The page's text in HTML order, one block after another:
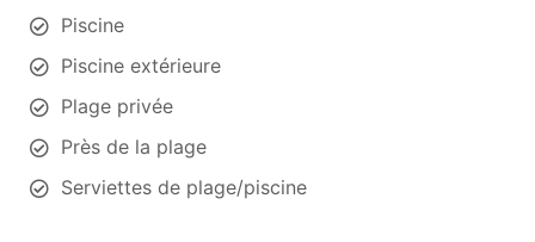
Piscine
Piscine extérieure
Plage privée
Près de la plage
Serviettes de plage/piscine